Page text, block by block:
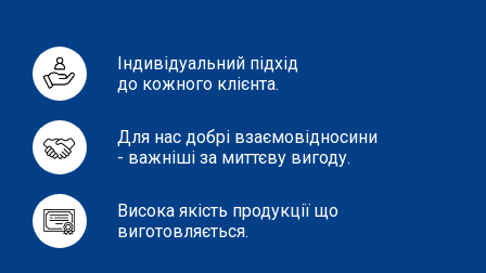
Індивідуальний підхід
до кожного клієнта.
Для нас добрі взаємовідносини
- важніші за миттєву вигоду.
Висока якість продукції що
виготовляється.